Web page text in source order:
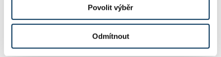
Povolit výběr
Odmítnout
Rechtsanwalt a advokát Olaf Naatz, L